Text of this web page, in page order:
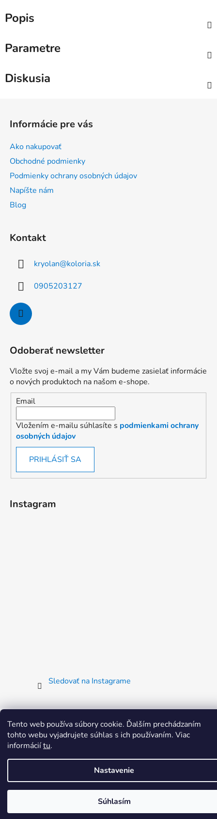
Tento web používa súbory cookie. Ďalším prechádzaním
tohto webu vyjadrujete súhlas s ich používaním. Viac
informáciítu.
Nastavenie
Súhlasím
Popis
Parametre
Diskusia
Informácie pre vás
Ako nakupovať
Obchodné podmienky
Podmienky ochrany osobných údajov
Napíšte nám
Blog
Kontakt
kryolan@koloria.sk
0905203127
Odoberať newsletter
Vložte svoj e-mail a my Vám budeme zasielať informácie
o nových produktoch na našom e-shope.
Email
Vložením e-mailu súhlasíte s podmienkami ochrany
osobných údajov
PRIHLÁSIŤ SA
Instagram
Sledovať na Instagrame
Vytvoril Shoptet
Copyright 2026Kryolan. Všetky práva vyhradené.